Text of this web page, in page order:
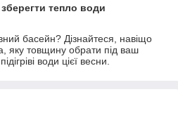
тепло води
басейн? Дізнайтеся, навіщо
яку товщину обрати під ваш
води цієї весни.